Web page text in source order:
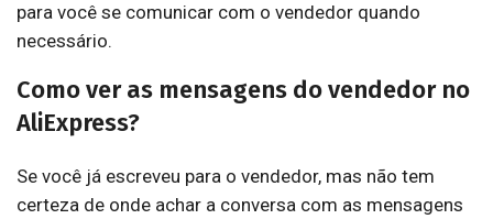
para você se comunicar com o vendedor quando
necessário.
Como ver as mensagens do vendedor no
AliExpress?
Se você já escreveu para o vendedor, mas não tem
certeza de onde achar a conversa com as mensagens